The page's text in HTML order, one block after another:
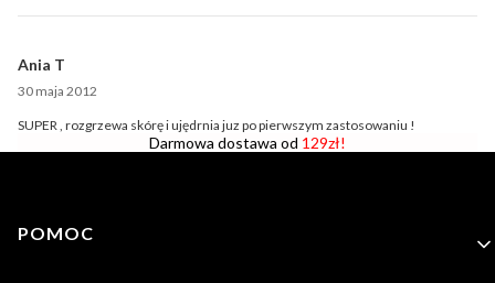
Ania T
30 maja 2012
SUPER , rozgrzewa skórę i ujędrnia juz po pierwszym zastosowaniu !
Darmowa dostawa od 129zł!
Linki w stopce
POMOC